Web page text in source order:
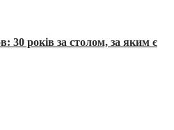
30 років за столом, за яким є